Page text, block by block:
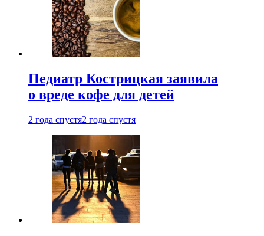
Педиатр Кострицкая заявила
о вреде кофе для детей
2 года спустя2 года спустя